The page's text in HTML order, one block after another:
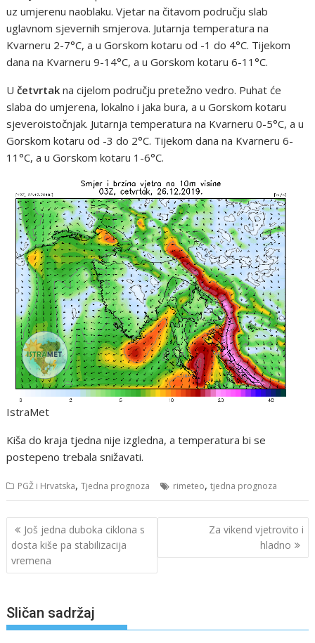
uz umjerenu naoblaku. Vjetar na čitavom području slab
uglavnom sjevernih smjerova. Jutarnja temperatura na
Kvarneru 2-7°C, a u Gorskom kotaru od -1 do 4°C. Tijekom
dana na Kvarneru 9-14°C, a u Gorskom kotaru 6-11°C.
Učetvrtakna cijelom području pretežno vedro. Puhat će
slaba do umjerena, lokalno i jaka bura, a u Gorskom kotaru
sjeveroistočnjak. Jutarnja temperatura na Kvarneru 0-5°C, a u
Gorskom kotaru od -3 do 2°C. Tijekom dana na Kvarneru 6-
11°C, a u Gorskom kotaru 1-6°C.
IstraMet
Kiša do kraja tjedna nije izgledna, a temperatura bi se
postepeno trebala snižavati.
PGŽ i Hrvatska,Tjedna prognoza rimeteo,tjedna prognoza
Navigacija
objava
Još jedna duboka ciklona s
dosta kiše pa stabilizacija
vremena
Za vikend vjetrovito i
hladno
Sličan sadržaj